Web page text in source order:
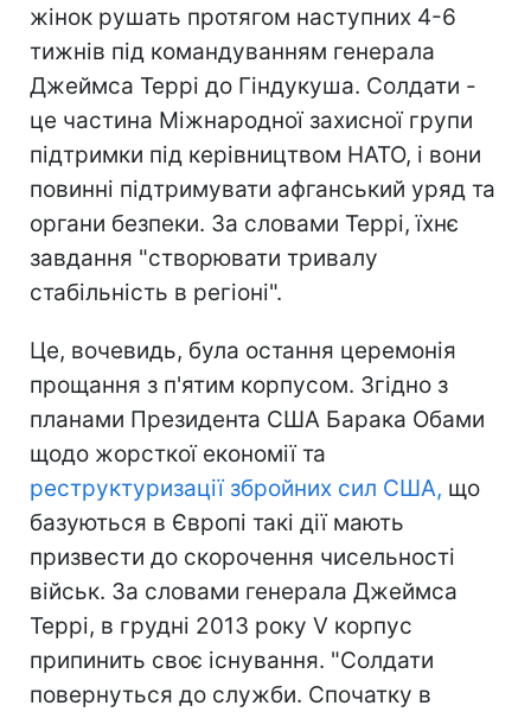
жінок рушать протягом наступних 4-6
тижнів під командуванням генерала
Джеймса Террі до Гіндукуша. Солдати -
це частина Міжнародної захисної групи
підтримки під керівництвом НАТО, і вони
повинні підтримувати афганський уряд та
органи безпеки. За словами Террі, їхнє
завдання "створювати тривалу
стабільність в регіоні".
Це, вочевидь, була остання церемонія
прощання з п'ятим корпусом. Згідно з
планами Президента США Барака Обами
щодо жорсткої економії та
реструктуризації збройних сил США, що
базуються в Європі такі дії мають
призвести до скорочення чисельності
військ. За словами генерала Джеймса
Террі, в грудні 2013 року V корпус
припинить своє існування. "Солдати
повернуться до служби. Спочатку в